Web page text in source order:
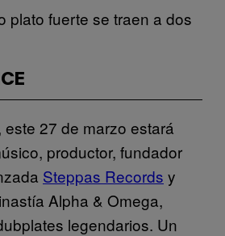
plato fuerte se traen a dos
27 de marzo estará
productor, fundador
Steppas Records y
Alpha & Omega,
legendarios. Un